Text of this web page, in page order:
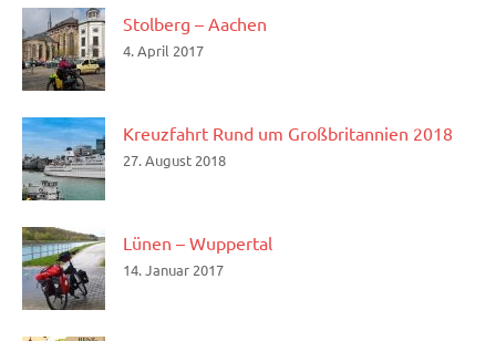
Stolberg – Aachen
4. April 2017
Kreuzfahrt Rund um Großbritannien 2018
27. August 2018
Lünen – Wuppertal
14. Januar 2017